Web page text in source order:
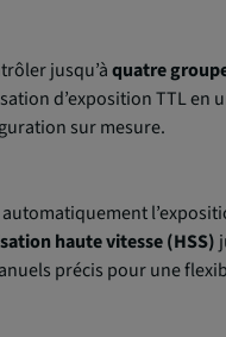
jusqu’àquatre
d’exposition TTL en
sur mesure.
automatiquement
haute vitesse (HSS)
précis pour une